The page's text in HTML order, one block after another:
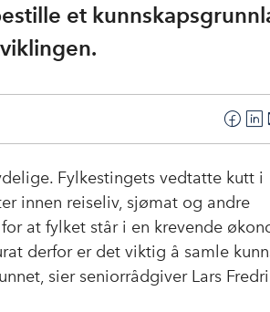
et
F
a
c
o
o
k
L
i
n
d
I
n
-
t
Fylkestingets vedtatte kutt i
innen reiseliv, sjømat og andre
at fylket står i en krevende
derfor er det viktig å samle
sier seniorrådgiver Lars